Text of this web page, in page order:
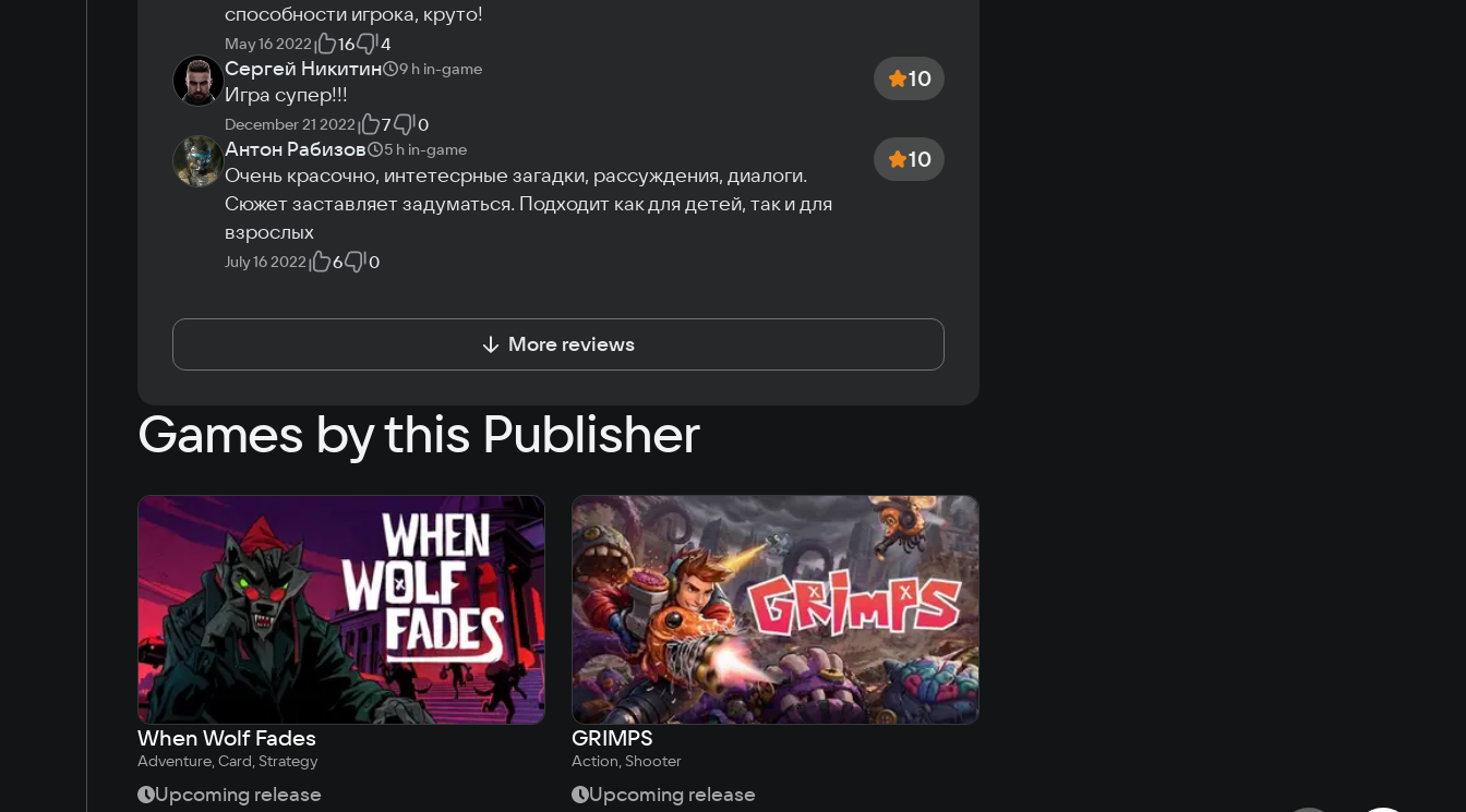
способности игрока, круто!
May 16 2022 16 4
Сергей Никитин 9 h in-game 10
Игра супер!!!
December 21 2022 7 0
Антон Рабизов 5 h in-game 10
Очень красочно, интетесрные загадки, рассуждения, диалоги.
Сюжет заставляет задуматься. Подходит как для детей, так и для
взрослых
July 16 2022 6 0
More reviews
Games by this Publisher
When Wolf Fades
Adventure, Card, Strategy
Upcoming release
GRIMPS
Action, Shooter
Upcoming release